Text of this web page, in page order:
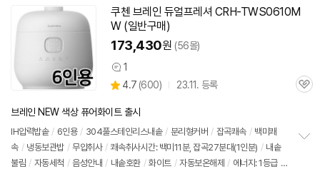
쿠첸 브레인 듀얼프레셔 CRH-TWS0610M
W (일반구매)
173,430원 (56몰)
상
품
견
1
별
점
4.7 (상
뷰
600) 23.11. 등록
관
브레인 NEW 색상 퓨어화이트 출시
IH압력밥솥 / 6인용 / 304풀스테인리스내솥 / 분리형커버 / 잡곡쾌속 / 백미쾌
속 / 냉동보관밥 / 무압취사 / 쾌속취사시간: 백미11분, 잡곡27분대(1인분) / 내솥
불림 / 자동세척 / 음성안내 / 내솥호환 / 화이트 / 자동보온해제 / 에너지: 1등급 /